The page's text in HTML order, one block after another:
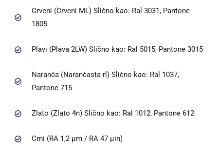
Crveni (Crveni ML) Slično kao: Ral 3031, Pantone
1805
Plavi (Plava 2LW) Slično kao: Ral 5015, Pantone 3015
Naranča (Narančasta rl) Slično kao: Ral 1037,
Pantone 715
Zlato (Zlato 4n) Slično kao: Ral 1012, Pantone 612
Crni (RA 1,2 μm / RA 47 μin)